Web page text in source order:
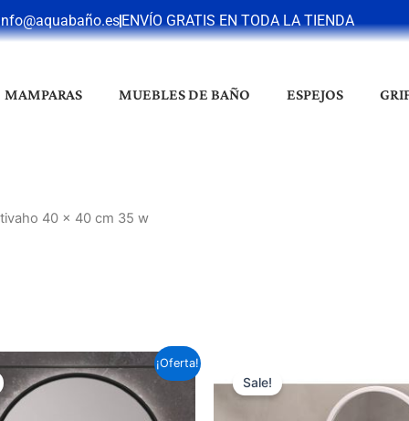
ENVÍO GRATIS EN TODA LA TIENDA
MAMPARAS MUEBLES DE BAÑO ESPEJOS
40 x 40 cm 35 w
¡Oferta!
Este
producto
tiene
Sale!